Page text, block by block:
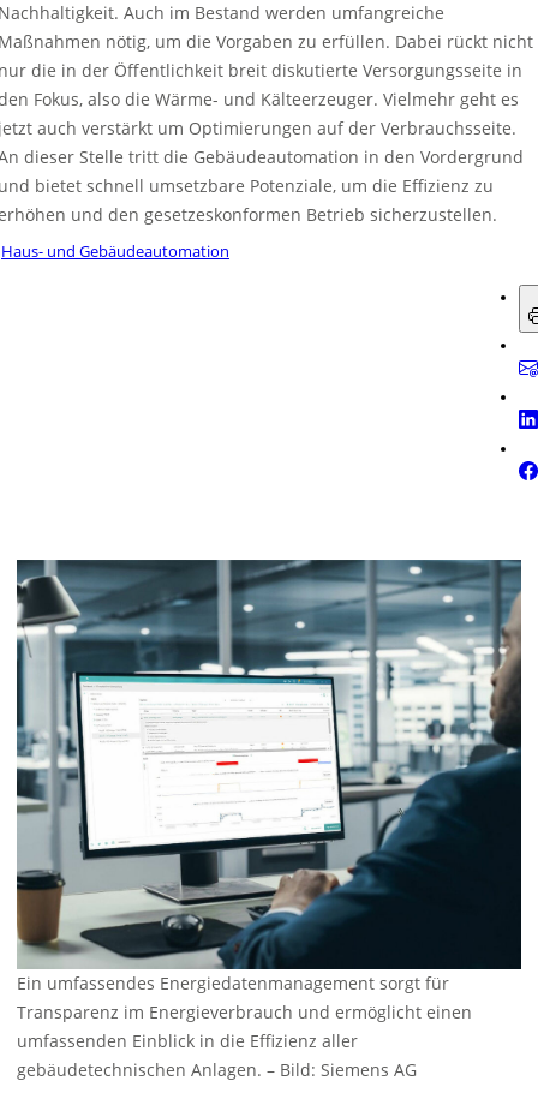
Auch im Bestand werden umfangreiche
nötig, um die Vorgaben zu erfüllen. Dabei rückt nicht
die in der Öffentlichkeit breit diskutierte Versorgungsseite in
Fokus, also die Wärme- und Kälteerzeuger. Vielmehr geht es
auch verstärkt um Optimierungen auf der Verbrauchsseite.
dieser Stelle tritt die Gebäudeautomation in den Vordergrund
bietet schnell umsetzbare Potenziale, um die Effizienz zu
und den gesetzeskonformen Betrieb sicherzustellen.
Haus- und Gebäudeautomation
Ein umfassendes Energiedatenmanagement sorgt für
Transparenz im Energieverbrauch und ermöglicht einen
umfassenden Einblick in die Effizienz aller
gebäudetechnischen Anlagen. – Bild: Siemens AG